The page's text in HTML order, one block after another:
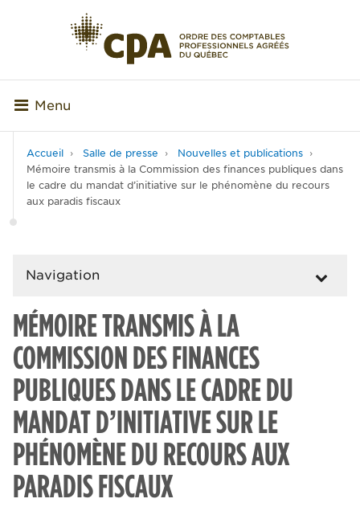
Menu
Accueil Salle de presse
Nouvelles et publications
Mémoire transmis à la Commission des finances publiques dans
le cadre du mandat d’initiative sur le phénomène du recours
aux paradis fiscaux
Navigation
MÉMOIRE TRANSMIS À LA
COMMISSION DES FINANCES
PUBLIQUES DANS LE CADRE DU
MANDAT D’INITIATIVE SUR LE
PHÉNOMÈNE DU RECOURS AUX
PARADIS FISCAUX